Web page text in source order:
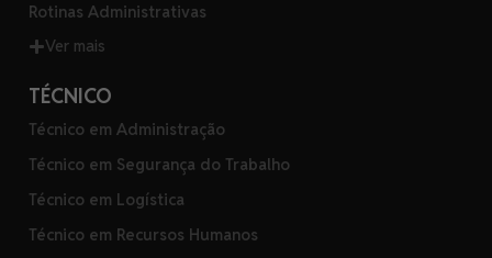
Rotinas Administrativas
Ver mais
TÉCNICO
Técnico em Administração
Técnico em Segurança do Trabalho
Técnico em Logística
Técnico em Recursos Humanos